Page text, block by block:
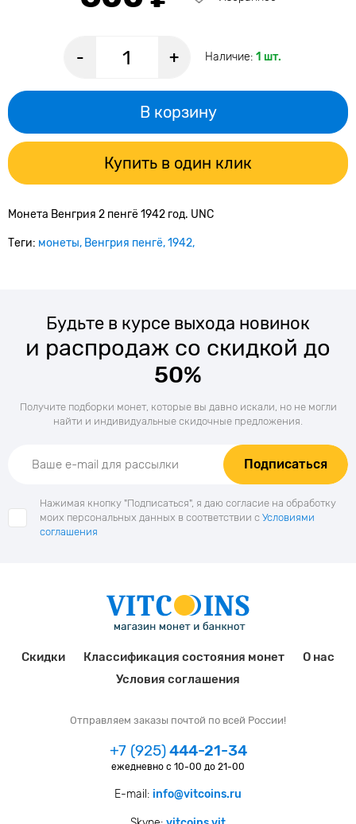
- + Наличие: 1 шт.
В корзину
Купить в один клик
Монета Венгрия 2 пенгё 1942 год. UNC
Теги: монеты Венгрия пенгё 1942
Будьте в курсе выхода новинок
и распродаж со скидкой до
50%
Получите подборки монет, которые вы давно искали, но не могли
найти и индивидуальные скидочные предложения.
Подписаться
Нажимая кнопку "Подписаться", я даю согласие на обработку
моих персональных данных в соответствии с Условиями
соглашения
Скидки Классификация состояния монет
О нас
Условия соглашения
Отправляем заказы почтой по всей России!
+7 (925)444-21-34
ежедневно с 10-00 до 21-00
E-mail: info@vitcoins.ru